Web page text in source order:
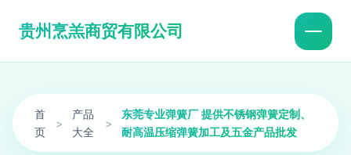
贵州烹羔商贸有限公司
首
页
>
产品
大全
>
东莞专业弹簧厂 提供不锈钢弹簧定制、
耐高温压缩弹簧加工及五金产品批发